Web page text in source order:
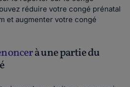
réduire votre congé prénatal
et augmenter votre congé
à une partie du